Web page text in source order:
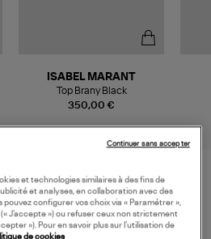
350,00 €
ISABEL MARANT
Top Brany Black
VUS
et technologies similaires à des fins de
et analyses, en collaboration avec des
pouvez configurer vos choix via « Paramétrer »,
J’accepte ») ou refuser ceux non strictement
»). Pour en savoir plus sur l’utilisation de
de cookies
Continuer sans accepter